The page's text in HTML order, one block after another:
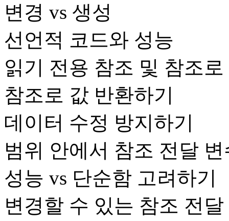
변경 vs 생성
선언적 코드와 성능
읽기 전용 참조 및 참조
참조로 값 반환하기
데이터 수정 방지하기
범위 안에서 참조 전달
성능 vs 단순함 고려하기
변경할 수 있는 참조 전